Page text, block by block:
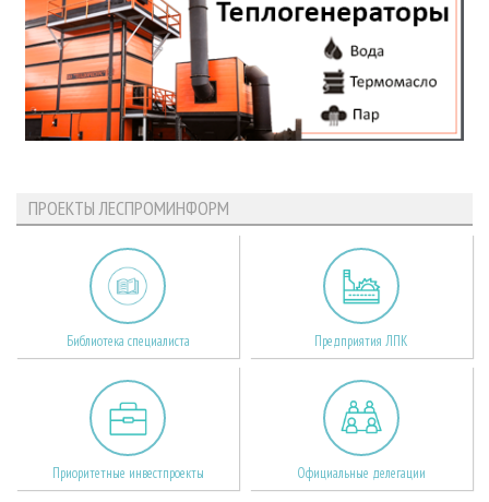
ПРОЕКТЫ ЛЕСПРОМИНФОРМ
Библиотека специалиста Предприятия ЛПК
Приоритетные инвестпроекты Официальные делегации